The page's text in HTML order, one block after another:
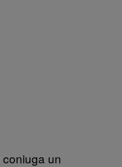
coniuga un